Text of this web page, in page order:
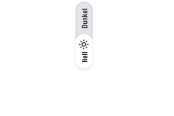
Hell
Dunkel
Hell
Dunkel